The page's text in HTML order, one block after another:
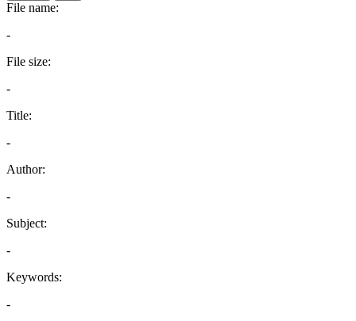
File name:
-
File size:
-
Title:
-
Author:
-
Subject:
-
Keywords:
-